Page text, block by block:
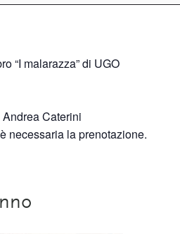
“I malarazza” di UGO
Caterini
necessaria la prenotazione.